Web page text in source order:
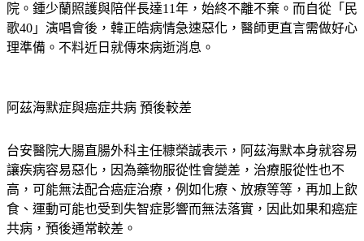
院。鍾少蘭照護與陪伴長達11年，始終不離不棄。而自從「民
歌40」演唱會後，韓正皓病情急速惡化，醫師更直言需做好心
理準備。不料近日就傳來病逝消息。
阿茲海默症與癌症共病 預後較差
台安醫院大腸直腸外科主任糠榮誠表示，阿茲海默本身就容易
讓疾病容易惡化，因為藥物服從性會變差，治療服從性也不
高，可能無法配合癌症治療，例如化療、放療等等，再加上飲
食、運動可能也受到失智症影響而無法落實，因此如果和癌症
共病，預後通常較差。